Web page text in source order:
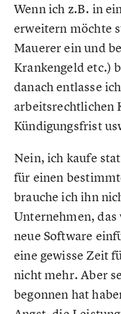
Wenn ich z.B. in
erweitern möchte
Mauerer ein und
Krankengeld etc.)
danach entlasse
arbeitsrechtlichen
Kündigungsfrist
Nein, ich kaufe
für einen
brauche ich ihn
Unternehmen,
neue Software
eine gewisse Zeit
nicht mehr. Aber
begonnen hat